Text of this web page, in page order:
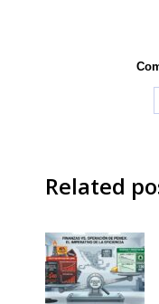
Related